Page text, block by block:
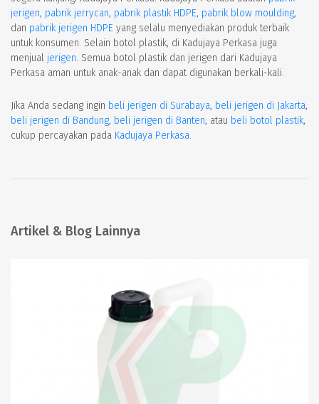
jerigen, pabrik jerrycan, pabrik plastik HDPE, pabrik blow moulding,
dan pabrik jerigen HDPE yang selalu menyediakan produk terbaik
untuk konsumen. Selain botol plastik, di Kadujaya Perkasa juga
menjual jerigen. Semua botol plastik dan jerigen dari Kadujaya
Perkasa aman untuk anak-anak dan dapat digunakan berkali-kali.
Jika Anda sedang ingin beli jerigen di Surabaya, beli jerigen di Jakarta,
beli jerigen di Bandung, beli jerigen di Banten, atau beli botol plastik,
cukup percayakan pada Kadujaya Perkasa.
Artikel & Blog Lainnya